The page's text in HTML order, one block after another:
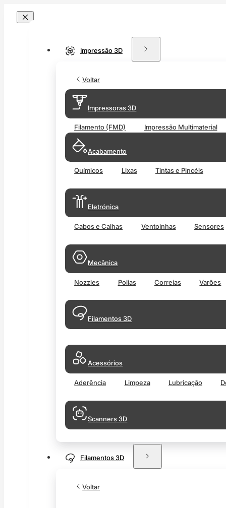
Impressão 3D
Voltar
Impressoras 3D
Filamento (FMD) Impressão Multimaterial
Acabamento
Químicos Lixas Tintas e Pincéis
Eletrónica
Cabos e Calhas Ventoinhas Sensores
Mecânica
Nozzles Polias Correias Varões
Filamentos 3D
Acessórios
Aderência Limpeza Lubricação
Scanners 3D
Filamentos 3D
Voltar